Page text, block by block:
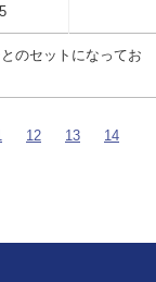
のセットになってお
12 13
14